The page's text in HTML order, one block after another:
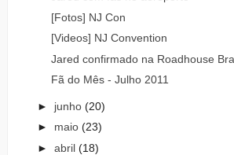
[Fotos] NJ Con
[Videos] NJ Convention
Jared confirmado na Roadhouse
Fã do Mês - Julho 2011
► junho (20)
► maio (23)
► abril (18)